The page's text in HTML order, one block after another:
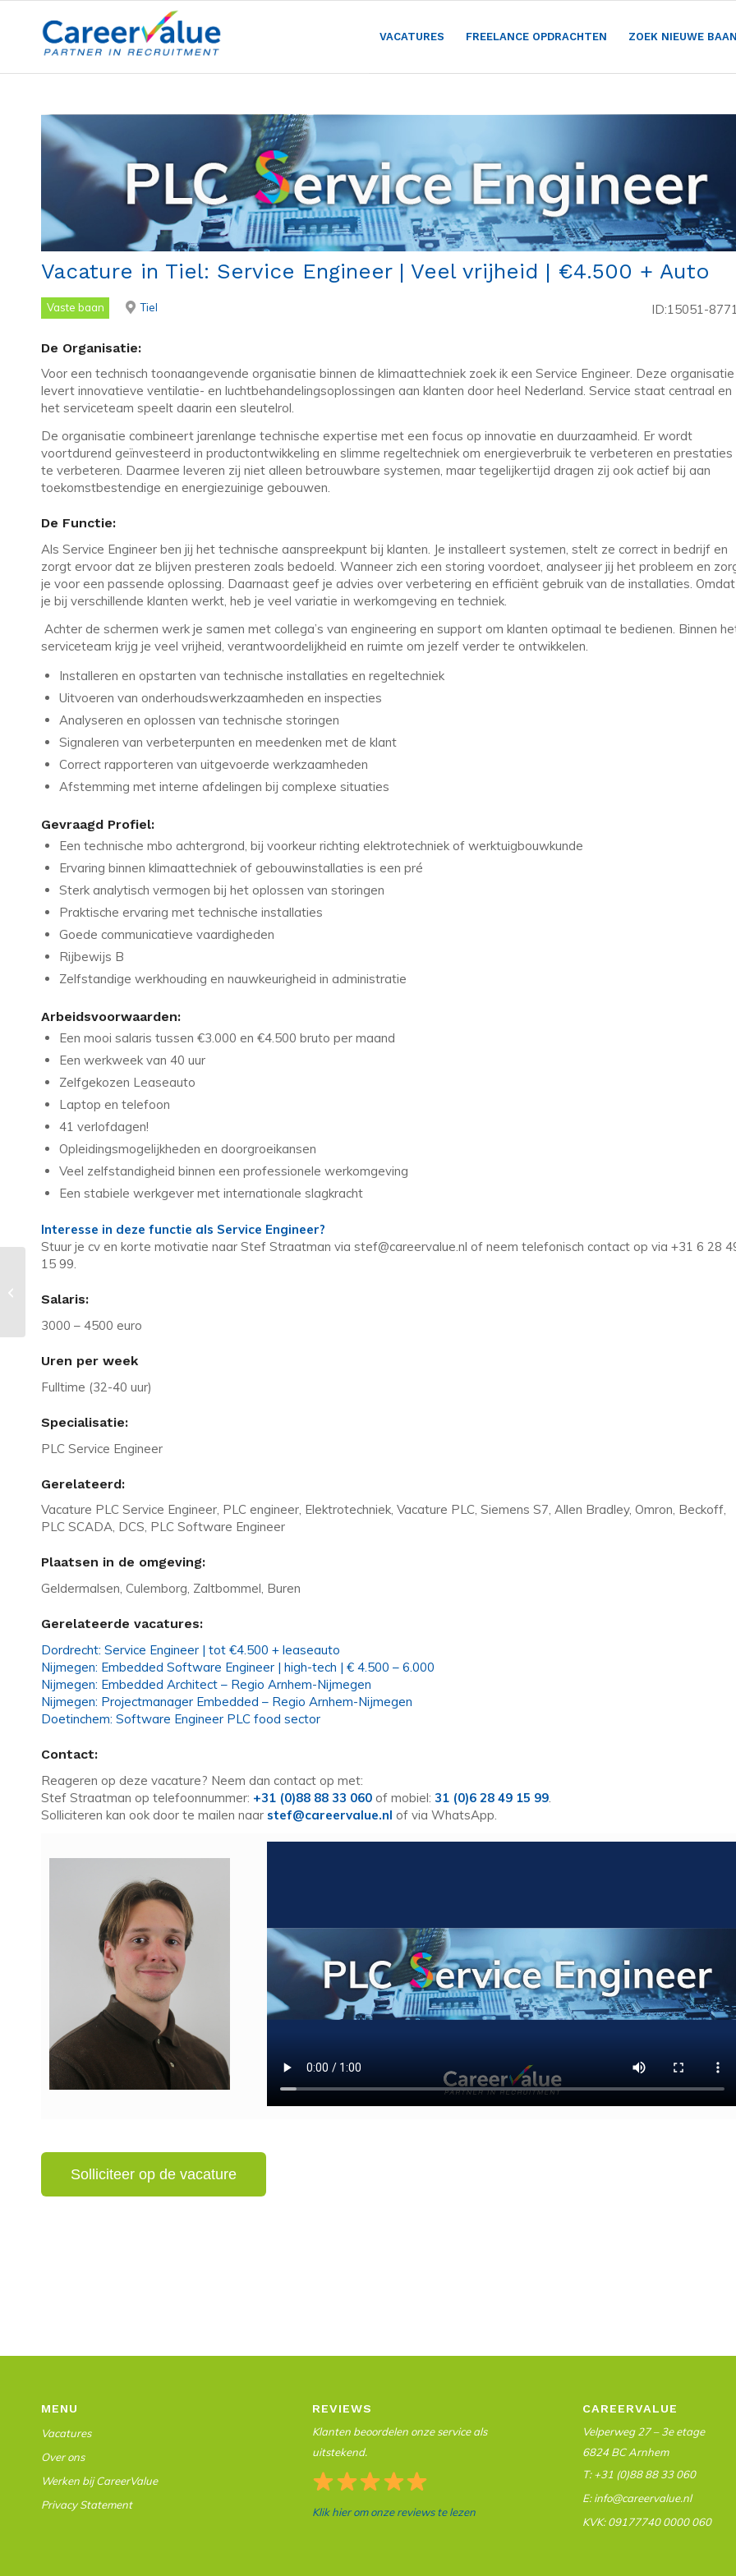
VACATURES FREELANCE OPDRACHTEN ZOEK NIEUWE BAAN
Vacature in Tiel: Service Engineer | Veel vrijheid | €4.500 + Auto
Vaste baan Tiel ID:15051-
De Organisatie:
Voor een technisch toonaangevende organisatie binnen de klimaattechniek zoek ik een Service Engineer. Deze organisatie
levert innovatieve ventilatie- en luchtbehandelingsoplossingen aan klanten door heel Nederland. Service staat centraal en
het serviceteam speelt daarin een sleutelrol.
De organisatie combineert jarenlange technische expertise met een focus op innovatie en duurzaamheid. Er wordt
voortdurend geïnvesteerd in productontwikkeling en slimme regeltechniek om energieverbruik te verbeteren en prestaties
te verbeteren. Daarmee leveren zij niet alleen betrouwbare systemen, maar tegelijkertijd dragen zij ook actief bij aan
toekomstbestendige en energiezuinige gebouwen.
De Functie:
Als Service Engineer ben jij het technische aanspreekpunt bij klanten. Je installeert systemen, stelt ze correct in bedrijf en
zorgt ervoor dat ze blijven presteren zoals bedoeld. Wanneer zich een storing voordoet, analyseer jij het probleem en
je voor een passende oplossing. Daarnaast geef je advies over verbetering en efficiënt gebruik van de installaties. Omdat
je bij verschillende klanten werkt, heb je veel variatie in werkomgeving en techniek.
Achter de schermen werk je samen met collega’s van engineering en support om klanten optimaal te bedienen. Binnen
serviceteam krijg je veel vrijheid, verantwoordelijkheid en ruimte om jezelf verder te ontwikkelen.
Installeren en opstarten van technische installaties en regeltechniek
Uitvoeren van onderhoudswerkzaamheden en inspecties
Analyseren en oplossen van technische storingen
Signaleren van verbeterpunten en meedenken met de klant
Correct rapporteren van uitgevoerde werkzaamheden
Afstemming met interne afdelingen bij complexe situaties
Gevraagd Profiel:
Een technische mbo achtergrond, bij voorkeur richting elektrotechniek of werktuigbouwkunde
Ervaring binnen klimaattechniek of gebouwinstallaties is een pré
Sterk analytisch vermogen bij het oplossen van storingen
Praktische ervaring met technische installaties
Goede communicatieve vaardigheden
Rijbewijs B
Zelfstandige werkhouding en nauwkeurigheid in administratie
Arbeidsvoorwaarden:
Een mooi salaris tussen €3.000 en €4.500 bruto per maand
Een werkweek van 40 uur
Zelfgekozen Leaseauto
Laptop en telefoon
41 verlofdagen!
Opleidingsmogelijkheden en doorgroeikansen
Veel zelfstandigheid binnen een professionele werkomgeving
Een stabiele werkgever met internationale slagkracht
Interesse in deze functie als Service Engineer?
Stuur je cv en korte motivatie naar Stef Straatman via stef@careervalue.nl of neem telefonisch contact op via +31 6 28
15 99.
Salaris:
3000 – 4500 euro
Uren per week
Fulltime (32-40 uur)
Specialisatie:
PLC Service Engineer
Gerelateerd:
Vacature PLC Service Engineer, PLC engineer, Elektrotechniek, Vacature PLC, Siemens S7, Allen Bradley, Omron, Beckoff,
PLC SCADA, DCS, PLC Software Engineer
Plaatsen in de omgeving:
Geldermalsen, Culemborg, Zaltbommel, Buren
Gerelateerde vacatures:
Dordrecht: Service Engineer | tot €4.500 + leaseauto
Nijmegen: Embedded Software Engineer | high-tech | € 4.500 – 6.000
Nijmegen: Embedded Architect – Regio Arnhem-Nijmegen
Nijmegen: Projectmanager Embedded – Regio Arnhem-Nijmegen
Doetinchem: Software Engineer PLC food sector
Contact:
Reageren op deze vacature? Neem dan contact op met:
Stef Straatman op telefoonnummer: +31 (0)88 88 33 060 of mobiel: 31 (0)6 28 49 15 99
Solliciteren kan ook door te mailen naar stef@careervalue.nl of via WhatsApp.
MENU
Vacatures
Over ons
Werken bij CareerValue
Privacy Statement
REVIEWS
Klanten beoordelen onze service als
uitstekend.
Klik hier om onze reviews te lezen
CAREERVALUE
Velperweg 27 – 3e etage
6824 BC Arnhem
T: +31 (0)88 88 33 060
E: info@careervalue.nl
KVK: 09177740 0000 060
Engineer | tot €4.500 + leaseauto